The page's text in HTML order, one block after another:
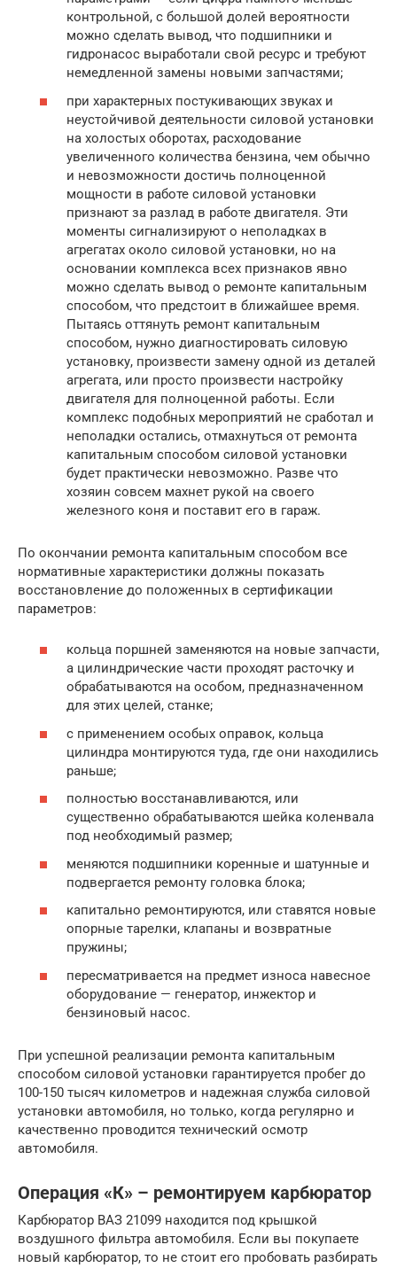
контрольной, с большой долей вероятности
можно сделать вывод, что подшипники и
гидронасос выработали свой ресурс и требуют
немедленной замены новыми запчастями;
при характерных постукивающих звуках и
неустойчивой деятельности силовой установки
на холостых оборотах, расходование
увеличенного количества бензина, чем обычно
и невозможности достичь полноценной
мощности в работе силовой установки
признают за разлад в работе двигателя. Эти
моменты сигнализируют о неполадках в
агрегатах около силовой установки, но на
основании комплекса всех признаков явно
можно сделать вывод о ремонте капитальным
способом, что предстоит в ближайшее время.
Пытаясь оттянуть ремонт капитальным
способом, нужно диагностировать силовую
установку, произвести замену одной из деталей
агрегата, или просто произвести настройку
двигателя для полноценной работы. Если
комплекс подобных мероприятий не сработал и
неполадки остались, отмахнуться от ремонта
капитальным способом силовой установки
будет практически невозможно. Разве что
хозяин совсем махнет рукой на своего
железного коня и поставит его в гараж.
По окончании ремонта капитальным способом все
нормативные характеристики должны показать
восстановление до положенных в сертификации
параметров:
кольца поршней заменяются на новые запчасти,
а цилиндрические части проходят расточку и
обрабатываются на особом, предназначенном
для этих целей, станке;
с применением особых оправок, кольца
цилиндра монтируются туда, где они находились
раньше;
полностью восстанавливаются, или
существенно обрабатываются шейка коленвала
под необходимый размер;
меняются подшипники коренные и шатунные и
подвергается ремонту головка блока;
капитально ремонтируются, или ставятся новые
опорные тарелки, клапаны и возвратные
пружины;
пересматривается на предмет износа навесное
оборудование — генератор, инжектор и
бензиновый насос.
При успешной реализации ремонта капитальным
способом силовой установки гарантируется пробег до
100-150 тысяч километров и надежная служба силовой
установки автомобиля, но только, когда регулярно и
качественно проводится технический осмотр
автомобиля.
Операция «К» – ремонтируем карбюратор
Карбюратор ВАЗ 21099 находится под крышкой
воздушного фильтра автомобиля. Если вы покупаете
новый карбюратор, то не стоит его пробовать разбирать